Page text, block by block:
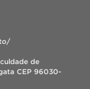
de
CEP 96030-